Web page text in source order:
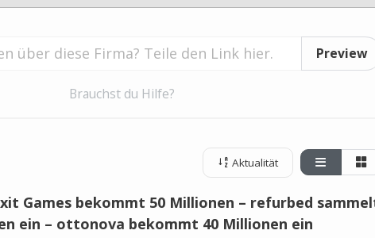
Preview
Brauchst du Hilfe?
Aktualität